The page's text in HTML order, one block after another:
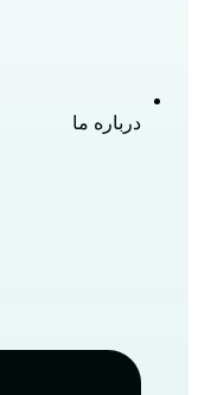
درباره ما